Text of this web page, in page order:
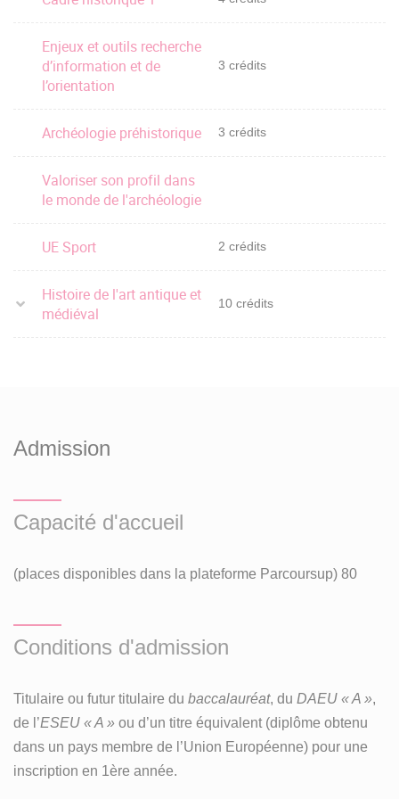
Enjeux et outils recherche
d’information et de
l’orientation
3 crédits
Archéologie préhistorique 3 crédits
Valoriser son profil dans
le monde de l'archéologie
UE Sport 2 crédits
Histoire de l'art antique et
médiéval
10 crédits
Admission
Capacité d'accueil
(places disponibles dans la plateforme Parcoursup) 80
Conditions d'admission
Titulaire ou futur titulaire du baccalauréat, du DAEU « A »,
de l’ESEU « A » ou d’un titre équivalent (diplôme obtenu
dans un pays membre de l’Union Européenne) pour une
inscription en 1ère année.